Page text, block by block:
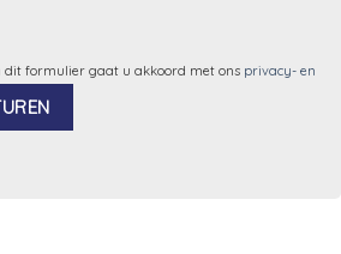
dit formulier gaat u akkoord met ons privacy- en